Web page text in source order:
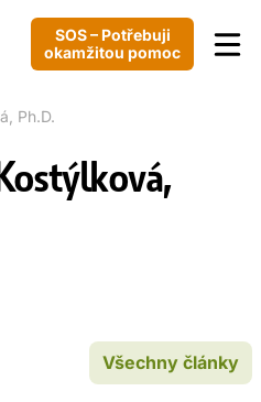
SOS – Potřebuji
okamžitou pomoc
Ph.D.
Všechny články